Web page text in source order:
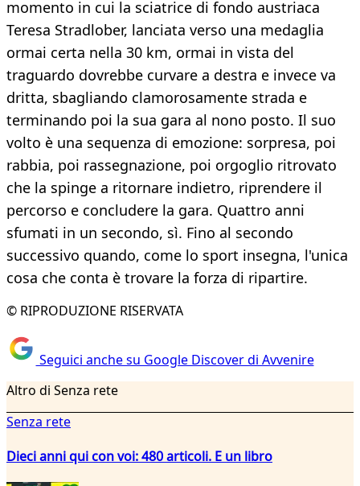
momento in cui la sciatrice di fondo austriaca
Teresa Stradlober, lanciata verso una medaglia
ormai certa nella 30 km, ormai in vista del
traguardo dovrebbe curvare a destra e invece va
dritta, sbagliando clamorosamente strada e
terminando poi la sua gara al nono posto. Il suo
volto è una sequenza di emozione: sorpresa, poi
rabbia, poi rassegnazione, poi orgoglio ritrovato
che la spinge a ritornare indietro, riprendere il
percorso e concludere la gara. Quattro anni
sfumati in un secondo, sì. Fino al secondo
successivo quando, come lo sport insegna, l'unica
cosa che conta è trovare la forza di ripartire.
© RIPRODUZIONE RISERVATA
Seguici anche su Google Discover di Avvenire
Altro di Senza rete
Senza rete
Dieci anni qui con voi: 480 articoli. E un libro